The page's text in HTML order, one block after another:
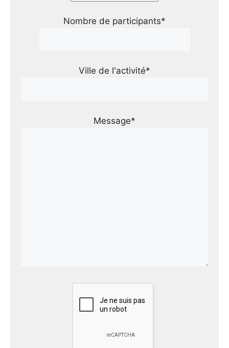
Nombre de participants*
Ville de l'activité*
Message*